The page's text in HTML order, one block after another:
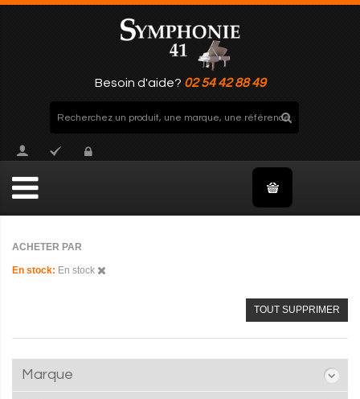
Besoin d'aide? 02 54 42 88 49
ACHETER PAR
En stock En stock
TOUT SUPPRIMER
Marque